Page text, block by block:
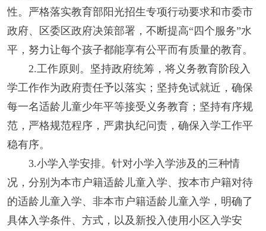
性。严格落实教育部阳光招生专项行动要求和市委市
政府、区委区政府决策部署，不断提高“四个服务”水
平，努力让每个孩子都能享有公平而有质量的教育。
2.工作原则。坚持政府统筹，将义务教育阶段入
学工作作为政府责任予以落实；坚持免试就近，确保
每一名适龄儿童少年平等接受义务教育；坚持有序规
范，严格规范程序，严肃执纪问责，确保入学工作平
稳有序。
3.小学入学安排。针对小学入学涉及的三种情
况，分别为本市户籍适龄儿童入学、按本市户籍对待
的适龄儿童入学、非本市户籍适龄儿童入学，明确了
具体入学条件、方式，以及新投入使用小区入学安